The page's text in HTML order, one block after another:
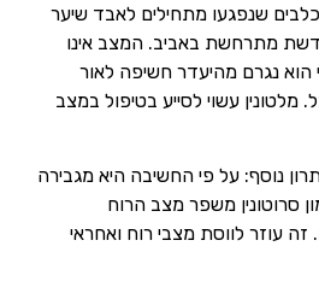
שנפגעו מתחילים לאבד שיער
מתרחשת באביב. המצב אינו
הוא נגרם מהיעדר חשיפה לאור
עשוי לסייע בטיפול במצב
נוסף: על פי החשיבה היא מגבירה
סרוטונין משפר מצב הרוח
זה עוזר לווסת מצבי רוח ואחראי